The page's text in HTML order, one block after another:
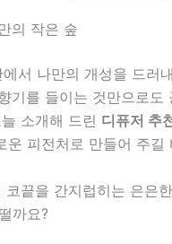
의 작은 숲
서 나만의 개성을 드러
기를 들이는 것만으로도
소개해 드린 디퓨저 추
운 피전처로 만들어 주길
끝을 간지럽히는 은은
까요?